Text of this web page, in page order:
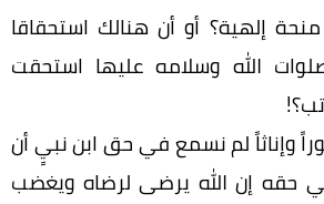
إلهية؟ أو أن هنالك استحقاقا
الله وسلامه عليها استحقت
وإناثاً لم نسمع في حق ابن نبيٍ أن
حقه إن الله يرضى لرضاه ويغضب